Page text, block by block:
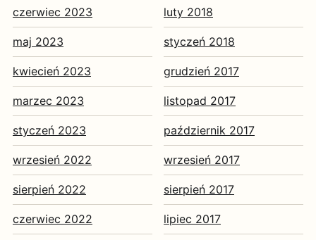
czerwiec 2023
maj 2023
kwiecień 2023
marzec 2023
styczeń 2023
wrzesień 2022
sierpień 2022
czerwiec 2022
luty 2018
styczeń 2018
grudzień 2017
listopad 2017
październik 2017
wrzesień 2017
sierpień 2017
lipiec 2017